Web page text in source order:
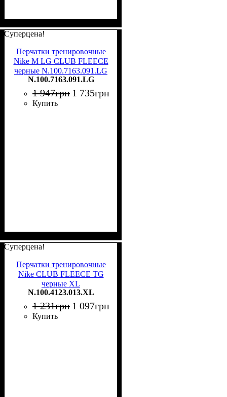
Суперцена!
Перчатки тренировочные
Nike M LG CLUB FLEECE
черные N.100.7163.091.LG
N.100.7163.091.LG
1 947грн 1 735грн
Купить
Суперцена!
Перчатки тренировочные
Nike CLUB FLEECE TG
черные XL
N.100.4123.013.XL
N.100.4123.013.XL
1 231грн 1 097грн
Купить